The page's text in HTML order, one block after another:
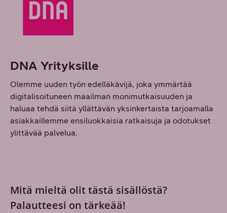
DNA Yrityksille
Olemme uuden työn edelläkävijä, joka ymmärtää
digitalisoituneen maailman monimutkaisuuden ja
haluaa tehdä siitä yllättävän yksinkertaista tarjoamalla
asiakkaillemme ensiluokkaisia ratkaisuja ja odotukset
ylittävää palvelua.
Mitä mieltä olit tästä sisällöstä?
Palautteesi on tärkeää!